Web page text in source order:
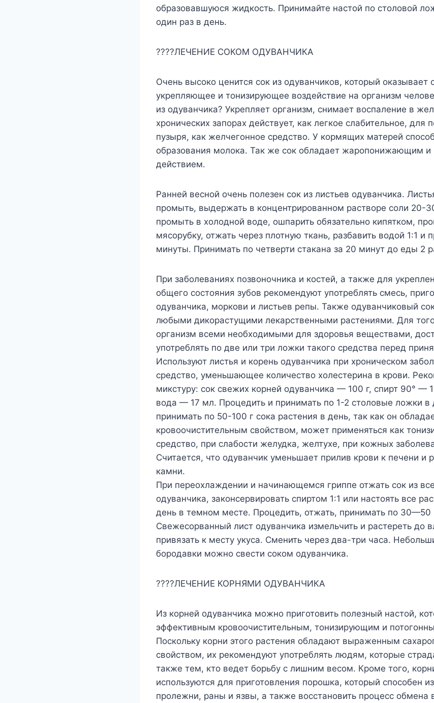
образовавшуюся жидкость. Принимайте настой по столовой
один раз в день.
????ЛЕЧЕНИЕ СОКОМ ОДУВАНЧИКА
Очень высоко ценится сок из одуванчиков, который оказывает
укрепляющее и тонизирующее воздействие на организм
из одуванчика? Укрепляет организм, снимает воспаление в
хронических запорах действует, как легкое слабительное, для
пузыря, как желчегонное средство. У кормящих матерей
образования молока. Так же сок обладает жаропонижающим и
действием.
Ранней весной очень полезен сок из листьев одуванчика.
промыть, выдержать в концентрированном растворе соли 20-
промыть в холодной воде, ошпарить обязательно кипятком,
мясорубку, отжать через плотную ткань, разбавить водой 1:1 и
минуты. Принимать по четверти стакана за 20 минут до еды 2
При заболеваниях позвоночника и костей, а также для
общего состояния зубов рекомендуют употреблять смесь,
одуванчика, моркови и листьев репы. Также одуванчиковый
любыми дикорастущими лекарственными растениями. Для
организм всеми необходимыми для здоровья веществами,
употреблять по две или три ложки такого средства перед
Используют листья и корень одуванчика при хроническом
средство, уменьшающее количество холестерина в крови.
микстуру: сок свежих корней одуванчика — 100 г, спирт 90° —
вода — 17 мл. Процедить и принимать по 1-2 столовые ложки в
принимать по 50-100 г сока растения в день, так как он
кровоочистительным свойством, может применяться как
средство, при слабости желудка, желтухе, при кожных
Считается, что одуванчик уменьшает прилив крови к печени и
камни.
При переохлаждении и начинающемся гриппе отжать сок из
одуванчика, законсервировать спиртом 1:1 или настоять все
день в темном месте. Процедить, отжать, принимать по 30—50
Свежесорванный лист одуванчика измельчить и растереть до
привязать к месту укуса. Сменить через два-три часа.
бородавки можно свести соком одуванчика.
????ЛЕЧЕНИЕ КОРНЯМИ ОДУВАНЧИКА
Из корней одуванчика можно приготовить полезный настой,
эффективным кровоочистительным, тонизирующим и
Поскольку корни этого растения обладают выраженным
свойством, их рекомендуют употреблять людям, которые
также тем, кто ведет борьбу с лишним весом. Кроме того,
используются для приготовления порошка, который способен
пролежни, раны и язвы, а также восстановить процесс обмена